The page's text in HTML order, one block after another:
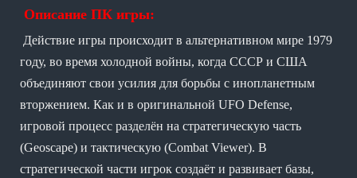
Описание ПК игры:
Действие игры происходит в альтернативном мире 1979
году, во время холодной войны, когда СССР и США
объединяют свои усилия для борьбы с инопланетным
вторжением. Как и в оригинальной UFO Defense,
игровой процесс разделён на стратегическую часть
(Geoscape) и тактическую (Combat Viewer). В
стратегической части игрок создаёт и развивает базы,